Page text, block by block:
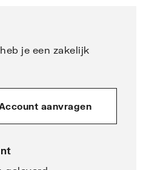
je een zakelijk
Account aanvragen